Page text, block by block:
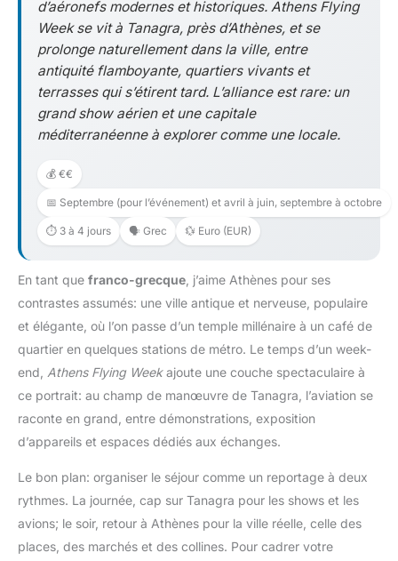
d’aéronefs modernes et historiques. Athens Flying
Week se vit à Tanagra, près d’Athènes, et se
prolonge naturellement dans la ville, entre
antiquité flamboyante, quartiers vivants et
terrasses qui s’étirent tard. L’alliance est rare: un
grand show aérien et une capitale
méditerranéenne à explorer comme une locale.
💰 €€
📅 Septembre (pour l’événement) et avril à juin, septembre à octobre
⏱️ 3 à 4 jours 🗣️ Grec 💱 Euro (EUR)
En tant que franco-grecque, j’aime Athènes pour ses
contrastes assumés: une ville antique et nerveuse, populaire
et élégante, où l’on passe d’un temple millénaire à un café de
quartier en quelques stations de métro. Le temps d’un week-
end, Athens Flying Weekajoute une couche spectaculaire à
ce portrait: au champ de manœuvre de Tanagra, l’aviation se
raconte en grand, entre démonstrations, exposition
d’appareils et espaces dédiés aux échanges.
Le bon plan: organiser le séjour comme un reportage à deux
rythmes. La journée, cap sur Tanagra pour les shows et les
avions; le soir, retour à Athènes pour la ville réelle, celle des
places, des marchés et des collines. Pour cadrer votre